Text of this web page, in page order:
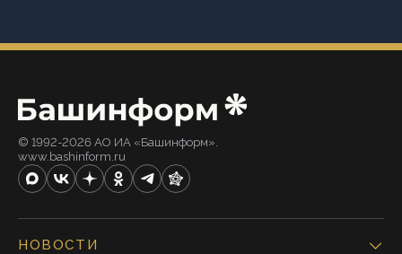
© 1992-2026 АО ИА «Башинформ».
www.bashinform.ru
НОВОСТИ